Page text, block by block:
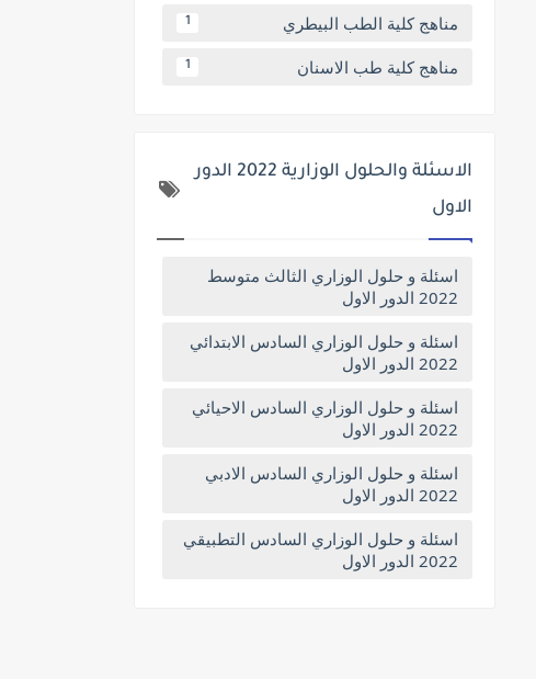
مناهج كلية الطب البيطري 1
مناهج كلية طب الاسنان 1
الاسئلة والحلول الوزارية 2022 الدور
الاول
اسئلة و حلول الوزاري الثالث متوسط
2022 الدور الاول
اسئلة و حلول الوزاري السادس الابتدائي
2022 الدور الاول
اسئلة و حلول الوزاري السادس الاحيائي
2022 الدور الاول
اسئلة و حلول الوزاري السادس الادبي
2022 الدور الاول
اسئلة و حلول الوزاري السادس التطبيقي
2022 الدور الاول